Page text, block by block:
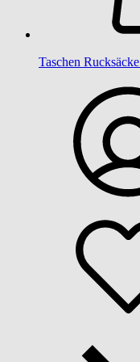
Taschen Rucksäcke